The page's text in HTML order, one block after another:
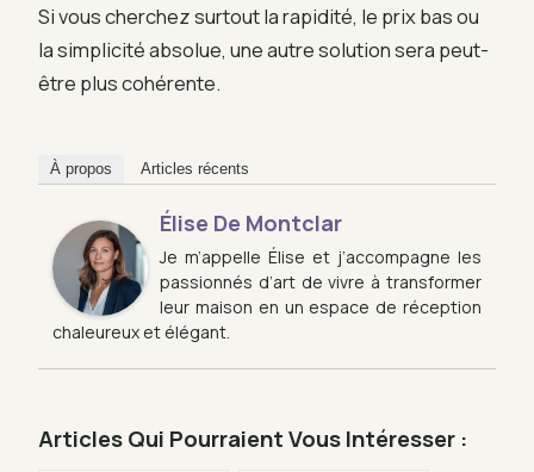
Si vous cherchez surtout la rapidité, le prix bas ou
la simplicité absolue, une autre solution sera peut-
être plus cohérente.
À propos Articles récents
Élise De Montclar
Je m’appelle Élise et j’accompagne les
passionnés d’art de vivre à transformer
leur maison en un espace de réception
chaleureux et élégant.
Articles Qui Pourraient Vous Intéresser :